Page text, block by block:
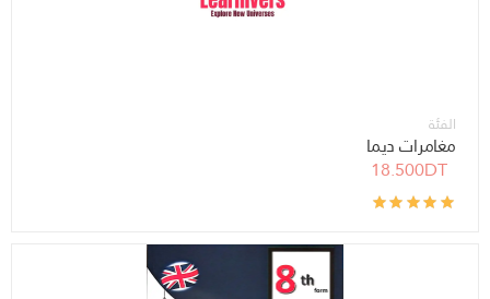
الفئة
مغامرات ديما
18.500DT